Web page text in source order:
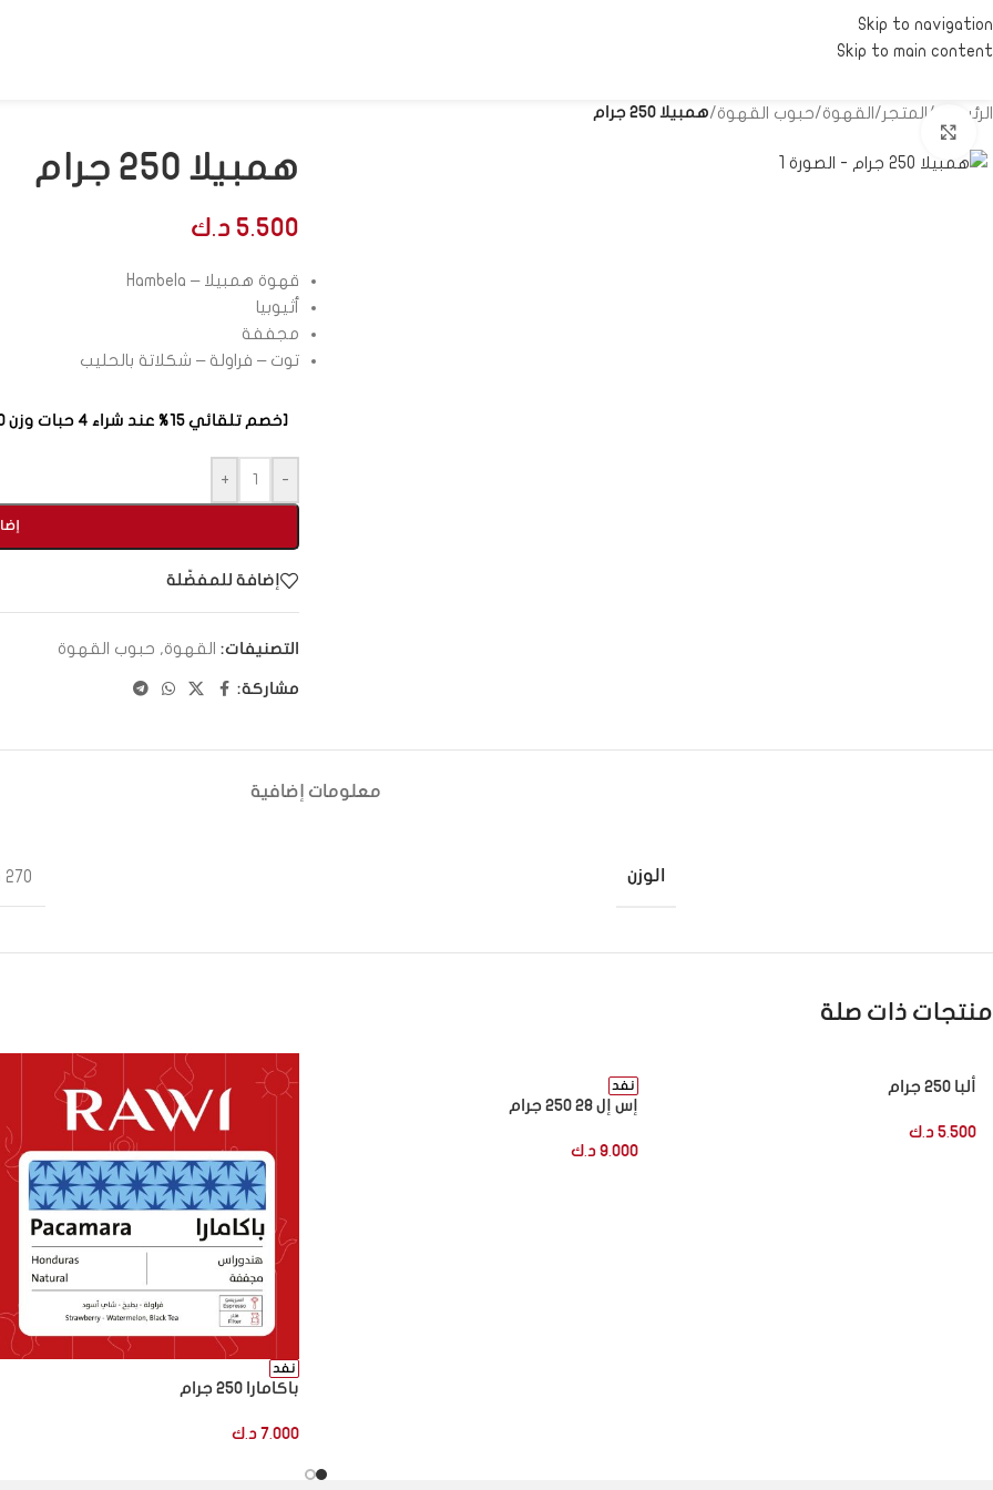
Skip to navigation
Skip to main content
الرئيسية / المتجر/ القهوة/حبوب القهوة/همبيلا 250 جرام
همبيلا 250 جرام
5.500 د.ك
قهوة همبيلا – Hambela
أثيوبيا
مجففة
توت – فراولة – شكلاتة بالحليب
[خصم تلقائي 15%؜ عند شراء 4 حبات وزن 250 غرام من أي نوع]
-
+
إضافة للمفضّلة
التصنيفات: القهوة, حبوب القهوة
مشاركة:
معلومات إضافية
الوزن 270 جرام
منتجات ذات صلة
ألبا 250 جرام
5.500 د.ك
نفد
إس إل 28 250 جرام
9.000 د.ك
نفد
باكامارا 250 جرام
7.000 د.ك